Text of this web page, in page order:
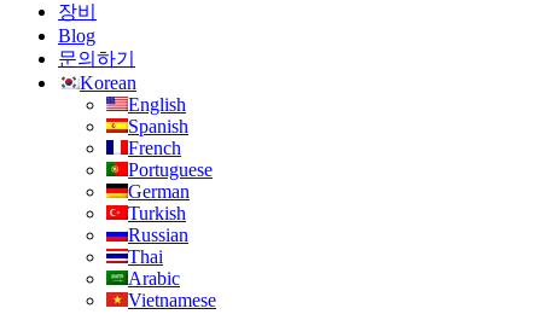
장비
Blog
문의하기
Korean
English
Spanish
French
Portuguese
German
Turkish
Russian
Thai
Arabic
Vietnamese